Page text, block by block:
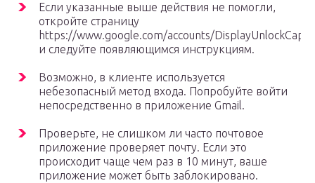
Если указанные выше действия не помогли,
откройте страницу
https://www.google.com/accounts/
и следуйте появляющимся инструкциям.
Возможно, в клиенте используется
небезопасный метод входа. Попробуйте войти
непосредственно в приложение Gmail.
Проверьте, не слишком ли часто почтовое
приложение проверяет почту. Если это
происходит чаще чем раз в 10 минут, ваше
приложение может быть заблокировано.